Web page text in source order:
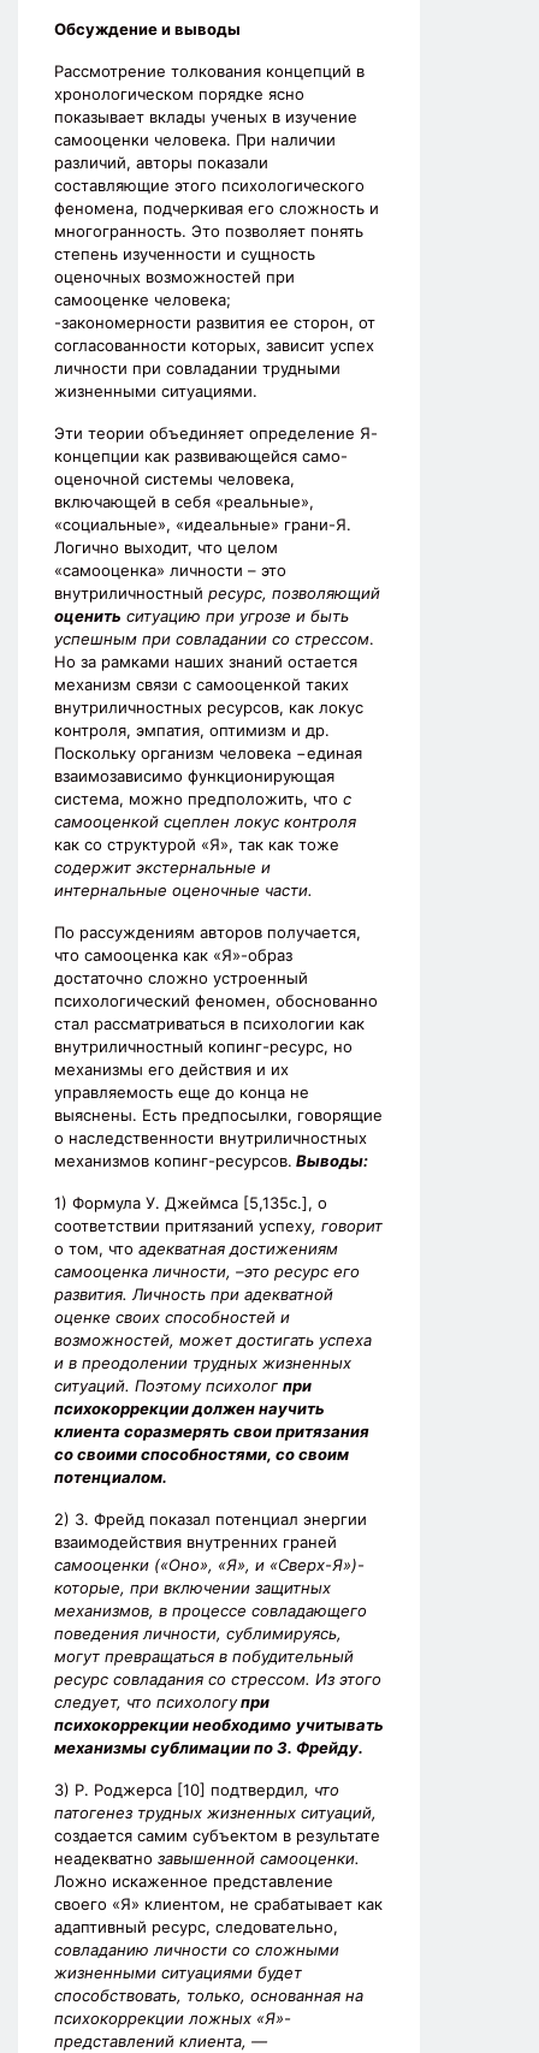
Обсуждение и выводы
Рассмотрение толкования концепций в
хронологическом порядке ясно
показывает вклады ученых в изучение
самооценки человека. При наличии
различий, авторы показали
составляющие этого психологического
феномена, подчеркивая его сложность и
многогранность. Это позволяет понять
степень изученности и сущность
оценочных возможностей при
самооценке человека;
-закономерности развития ее сторон, от
согласованности которых, зависит успех
личности при совладании трудными
жизненными ситуациями.
Эти теории объединяет определение Я-
концепции как развивающейся само-
оценочной системы человека,
включающей в себя «реальные»,
«социальные», «идеальные» грани-Я.
Логично выходит, что целом
«самооценка» личности – это
внутриличностный ресурс, позволяющий
оценить ситуацию при угрозе и быть
успешным при совладании со стрессом.
Но за рамками наших знаний остается
механизм связи с самооценкой таких
внутриличностных ресурсов, как локус
контроля, эмпатия, оптимизм и др.
Поскольку организм человека −единая
взаимозависимо функционирующая
система, можно предположить, что с
самооценкой сцеплен локус контроля
как со структурой «Я», так как тоже
содержит экстернальные и
интернальные оценочные части.
По рассуждениям авторов получается,
что самооценка как «Я»-образ
достаточно сложно устроенный
психологический феномен, обоснованно
стал рассматриваться в психологии как
внутриличностный копинг-ресурс, но
механизмы его действия и их
управляемость еще до конца не
выяснены. Есть предпосылки, говорящие
о наследственности внутриличностных
механизмов копинг-ресурсов. Выводы:
1) Формула У. Джеймса [5,135с.], о
соответствии притязаний успеху, говорит
о том, что адекватная достижениям
самооценка личности, –это ресурс его
развития. Личность при адекватной
оценке своих способностей и
возможностей, может достигать успеха
и в преодолении трудных жизненных
ситуаций. Поэтому психолог при
психокоррекции должен научить
клиента соразмерять свои притязания
со своими способностями, со своим
потенциалом.
2) З. Фрейд показал потенциал энергии
взаимодействия внутренних граней
самооценки («Оно», «Я», и «Сверх-Я»)-
которые, при включении защитных
механизмов, в процессе совладающего
поведения личности, сублимируясь,
могут превращаться в побудительный
ресурс совладания со стрессом. Из этого
следует, что психологупри
психокоррекции необходимо учитывать
механизмы сублимации по З. Фрейду.
3) Р. Роджерса [10] подтвердил, что
патогенез трудных жизненных ситуаций,
создается самим субъектом в результате
неадекватно завышенной самооценки.
Ложно искаженное представление
своего «Я» клиентом, не срабатывает как
адаптивный ресурс, следовательно,
совладанию личности со сложными
жизненными ситуациями будет
способствовать, только, основанная на
психокоррекции ложных «Я»-
представлений клиента, —